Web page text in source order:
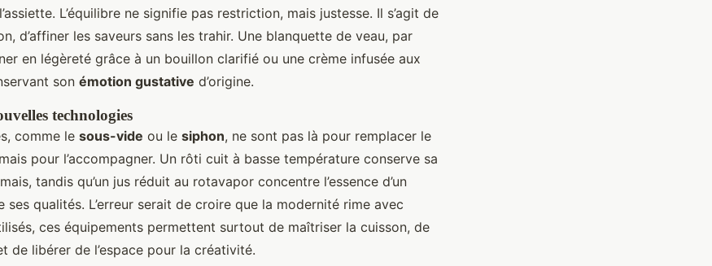
L’équilibre ne signifie pas restriction, mais justesse. Il s’agit de
d’affiner les saveurs sans les trahir. Une blanquette de veau, par
en légèreté grâce à un bouillon clarifié ou une crème infusée aux
son émotion gustative d’origine.
technologies
comme le sous-vide ou le siphon, ne sont pas là pour remplacer le
pour l’accompagner. Un rôti cuit à basse température conserve sa
tandis qu’un jus réduit au rotavapor concentre l’essence d’un
ses qualités. L’erreur serait de croire que la modernité rime avec
ces équipements permettent surtout de maîtriser la cuisson, de
de libérer de l’espace pour la créativité.